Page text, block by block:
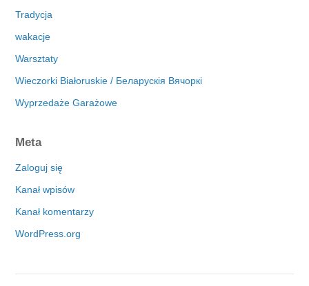
Tradycja
wakacje
Warsztaty
Wieczorki Białoruskie / Беларускія Вячоркі
Wyprzedaże Garażowe
Meta
Zaloguj się
Kanał wpisów
Kanał komentarzy
WordPress.org